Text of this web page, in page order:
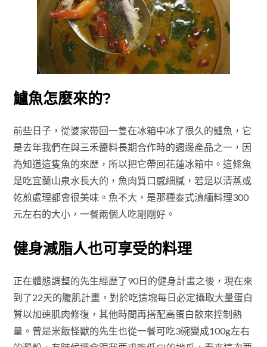
鱸魚怎麼來的?
前些日子，從婆家帶回一隻在冰箱中冰了很久的鱸魚，它
是去年我們在與三禾醬料長期合作時的週邊產品之一，因
為知道這隻魚的來歷，所以把它帶回花蓮冰箱中。這條魚
是吃宜蘭山泉水長大的，魚肉質口感細膩，若是以清蒸或
乾煎處理都會很美味。魚不大，是那種泰式滇緬料理300
元左右的大小，一餐兩個人吃剛剛好。
健身減脂人也可享受的料理
正在體態調整的先生經歷了90日的健身計畫之後，現在來
到了22天的腹肌計畫，對於吃這塊每日必定攝取大量蛋白
質以加速肌肉修復，其他時間再搭配高蛋白飲來控制熱
量。曾是米飯怪獸的先生也從一餐可吃3碗變成100g左右